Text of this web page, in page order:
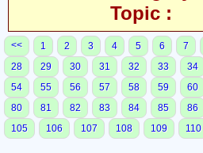
Topic :
<< 1 2 3 4 5 6 7
28
29 30 31 32 33 34
54
55 56 57 58 59 60
80
81 82 83 84 85 86
105
106 107 108 109 110